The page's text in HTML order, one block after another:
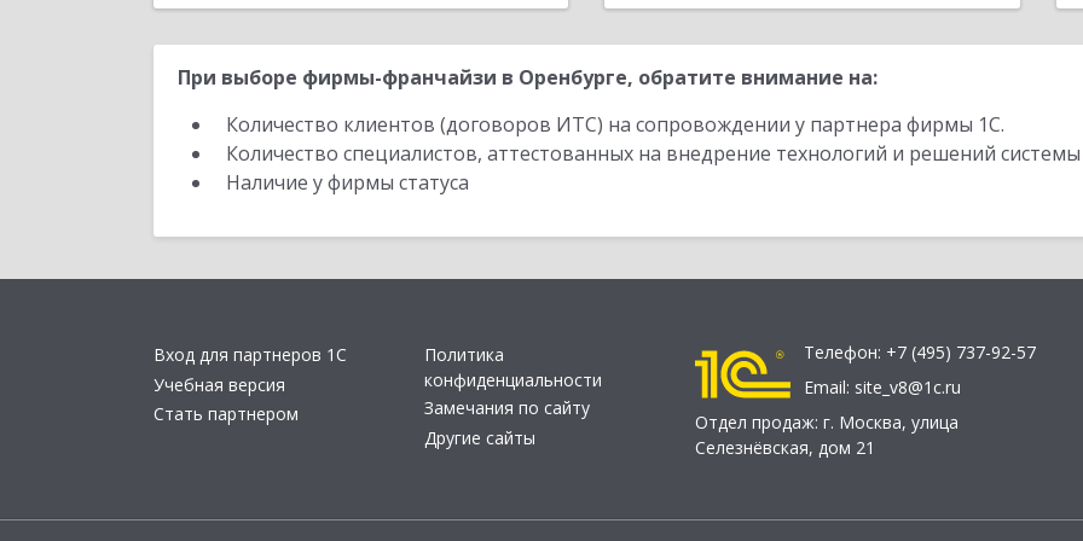
При выборе фирмы-франчайзи в Оренбурге, обратите внимание на:
Количество клиентов (договоров ИТС) на сопровождении у партнера фирмы 1С.
Количество специалистов, аттестованных на внедрение технологий и решений
Наличие у фирмы статуса
Вход для партнеров 1С
Учебная версия
Стать партнером
Политика
конфиденциальности
Замечания по сайту
Другие сайты
Телефон: +7 (495) 737-92-57
Email: site_v8@1c.ru
Отдел продаж: г. Москва, улица
Селезнёвская, дом 21